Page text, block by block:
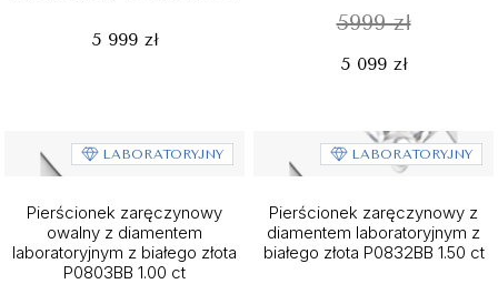
5 999 zł
5999 zł
5 099 zł
LABORATORYJNY
Pierścionek zaręczynowy
owalny z diamentem
laboratoryjnym z białego złota
P0803BB 1.00 ct
LABORATORYJNY
Pierścionek zaręczynowy z
diamentem laboratoryjnym z
białego złota P0832BB 1.50 ct